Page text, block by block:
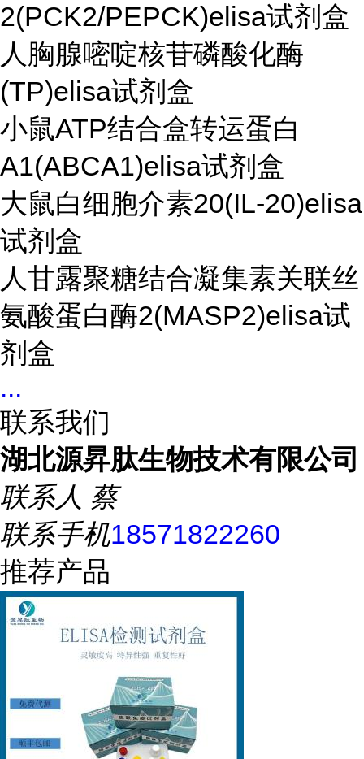
2(PCK2/PEPCK)elisa试剂盒
人胸腺嘧啶核苷磷酸化酶
(TP)elisa试剂盒
小鼠ATP结合盒转运蛋白
A1(ABCA1)elisa试剂盒
大鼠白细胞介素20(IL-20)elisa
试剂盒
人甘露聚糖结合凝集素关联丝
氨酸蛋白酶2(MASP2)elisa试
剂盒
...
联系我们
湖北源昇肽生物技术有限公司
联系人 蔡
联系手机18571822260
推荐产品